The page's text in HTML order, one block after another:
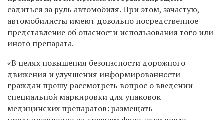
садиться за руль автомобиля. При этом, зачастую,
автомобилисты имеют довольно посредственное
представление об опасности использования того или
иного препарата.
«В целях повышения безопасности дорожного
движения и улучшения информированности
граждан прошу рассмотреть вопрос о введении
специальной маркировки для упаковок
медицинских препаратов: размещать